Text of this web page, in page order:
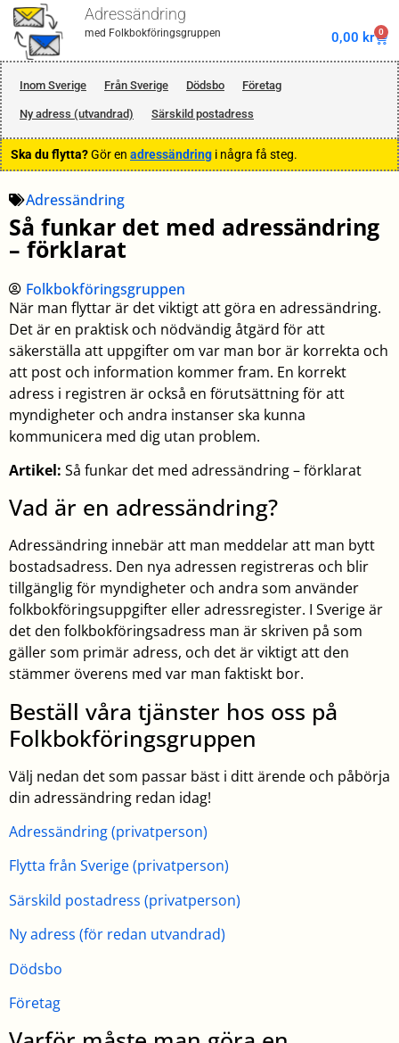
Adressändring
med Folkbokföringsgruppen 0,00 kr 0
Inom Sverige Från Sverige Dödsbo Företag
Ny adress (utvandrad) Särskild postadress
Ska du flytta?Gör en adressändring i några få steg.
Adressändring
Så funkar det med adressändring
– förklarat
Folkbokföringsgruppen
När man flyttar är det viktigt att göra en adressändring.
Det är en praktisk och nödvändig åtgärd för att
säkerställa att uppgifter om var man bor är korrekta och
att post och information kommer fram. En korrekt
adress i registren är också en förutsättning för att
myndigheter och andra instanser ska kunna
kommunicera med dig utan problem.
Artikel: Så funkar det med adressändring – förklarat
Vad är en adressändring?
Adressändring innebär att man meddelar att man bytt
bostadsadress. Den nya adressen registreras och blir
tillgänglig för myndigheter och andra som använder
folkbokföringsuppgifter eller adressregister. I Sverige är
det den folkbokföringsadress man är skriven på som
gäller som primär adress, och det är viktigt att den
stämmer överens med var man faktiskt bor.
Beställ våra tjänster hos oss på
Folkbokföringsgruppen
Välj nedan det som passar bäst i ditt ärende och påbörja
din adressändring redan idag!
Adressändring (privatperson)
Flytta från Sverige (privatperson)
Särskild postadress (privatperson)
Ny adress (för redan utvandrad)
Dödsbo
Företag